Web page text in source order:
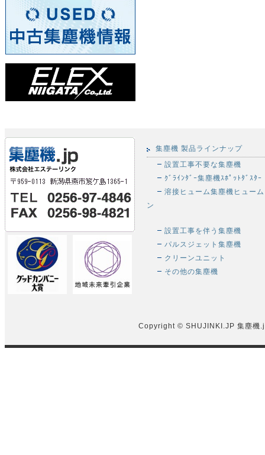
集塵機 製品ラインナップ
設置工事不要な集塵機
ｸﾞﾗｲﾝﾀﾞｰ集塵機ｽﾎﾟｯﾄﾀﾞｽﾀｰ
溶接ヒューム集塵機ヒュー
ン
設置工事を伴う集塵機
パルスジェット集塵機
クリーンユニット
その他の集塵機
Copyright © SHUJINKI.JP 集塵機